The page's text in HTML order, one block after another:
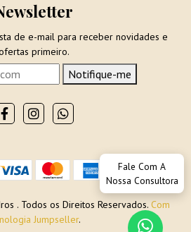
de e-mail para receber novidades e
primeiro.
Notifique-me
. Todos os Direitos Reservados. Com
Jumpseller.
Fale Com A
Nossa Consultora